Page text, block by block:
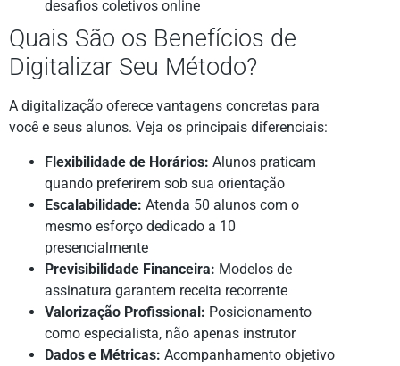
desafios coletivos online
Quais São os Benefícios de
Digitalizar Seu Método?
A digitalização oferece vantagens concretas para
você e seus alunos. Veja os principais diferenciais:
Flexibilidade de Horários: Alunos praticam
quando preferirem sob sua orientação
Escalabilidade: Atenda 50 alunos com o
mesmo esforço dedicado a 10
presencialmente
Previsibilidade Financeira: Modelos de
assinatura garantem receita recorrente
Valorização Profissional: Posicionamento
como especialista, não apenas instrutor
Dados e Métricas: Acompanhamento objetivo